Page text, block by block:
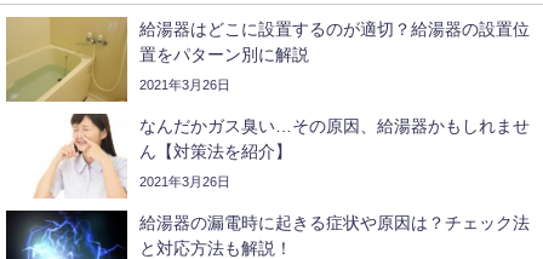
給湯器はどこに設置するのが適切？給湯器の設置位
置をパターン別に解説
2021年3月26日
なんだかガス臭い…その原因、給湯器かもしれませ
ん【対策法を紹介】
2021年3月26日
給湯器の漏電時に起きる症状や原因は？チェック法
と対応方法も解説！